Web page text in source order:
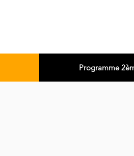
Programme